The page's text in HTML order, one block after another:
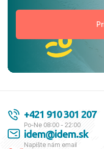
+421 910 301 207
Po-Ne 08:00 - 22:00
idem@idem.sk
Napíšte nám email